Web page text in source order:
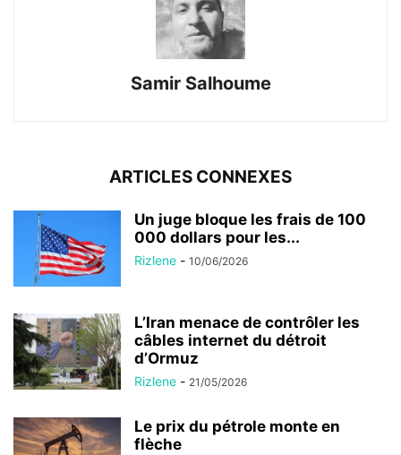
Samir Salhoume
ARTICLES CONNEXES
Un juge bloque les frais de 100
000 dollars pour les...
Rizlene - 10/06/2026
L’Iran menace de contrôler les
câbles internet du détroit
d’Ormuz
Rizlene - 21/05/2026
Le prix du pétrole monte en
flèche